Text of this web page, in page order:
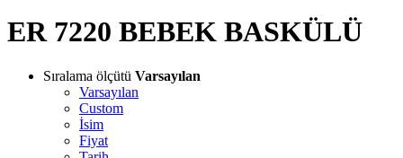
ER 7220 BEBEK BASKÜLÜ
Sıralama ölçütü Varsayılan
Varsayılan
Custom
İsim
Fiyat